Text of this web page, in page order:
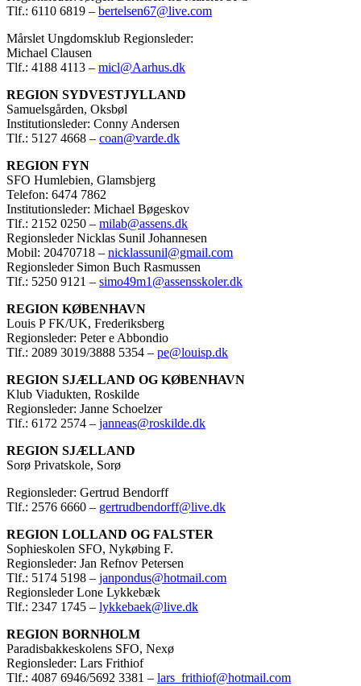
Tlf.: 6110 6819 – bertelsen67@live.com
Mårslet Ungdomsklub Regionsleder:
Michael Clausen
Tlf.: 4188 4113 – micl@Aarhus.dk
REGION SYDVESTJYLLAND
Samuelsgården, Oksbøl
Institutionsleder: Conny Andersen
Tlf.: 5127 4668 – coan@varde.dk
REGION FYN
SFO Humlebien, Glamsbjerg
Telefon: 6474 7862
Institutionsleder: Michael Bøgeskov
Tlf.: 2152 0250 – milab@assens.dk
Regionsleder Nicklas Sunil Johannesen
Mobil: 20470718 – nicklassunil@gmail.com
Regionsleder Simon Buch Rasmussen
Tlf.: 5250 9121 – simo49m1@assensskoler.dk
REGION KØBENHAVN
Louis P FK/UK, Frederiksberg
Regionsleder: Peter e Abbondio
Tlf.: 2089 3019/3888 5354 – pe@louisp.dk
REGION SJÆLLAND OG KØBENHAVN
Klub Viadukten, Roskilde
Regionsleder: Janne Schoelzer
Tlf.: 6172 2574 – janneas@roskilde.dk
REGION SJÆLLAND
Sorø Privatskole, Sorø
Regionsleder: Gertrud Bendorff
Tlf.: 2576 6660 – gertrudbendorff@live.dk
REGION LOLLAND OG FALSTER
Sophieskolen SFO, Nykøbing F.
Regionsleder: Jan Refnov Petersen
Tlf.: 5174 5198 – janpondus@hotmail.com
Regionsleder Lone Lykkebæk
Tlf.: 2347 1745 – lykkebaek@live.dk
REGION BORNHOLM
Paradisbakkeskolens SFO, Nexø
Regionsleder: Lars Frithiof
Tlf.: 4087 6946/5692 3381 – lars_frithiof@hotmail.com